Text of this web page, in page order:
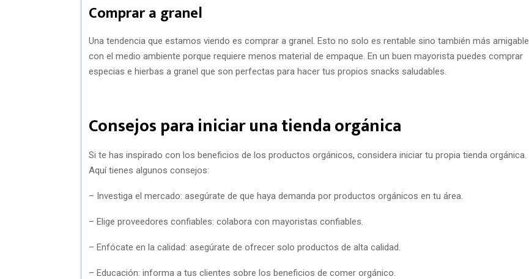
Comprar a granel
Una tendencia que estamos viendo es comprar a granel. Esto no solo es rentable sino también más amigable
con el medio ambiente porque requiere menos material de empaque. En un buen mayorista puedes comprar
especias e hierbas a granel que son perfectas para hacer tus propios snacks saludables.
Consejos para iniciar una tienda orgánica
Si te has inspirado con los beneficios de los productos orgánicos, considera iniciar tu propia tienda orgánica.
Aquí tienes algunos consejos:
– Investiga el mercado: asegúrate de que haya demanda por productos orgánicos en tu área.
– Elige proveedores confiables: colabora con mayoristas confiables.
– Enfócate en la calidad: asegúrate de ofrecer solo productos de alta calidad.
– Educación: informa a tus clientes sobre los beneficios de comer orgánico.